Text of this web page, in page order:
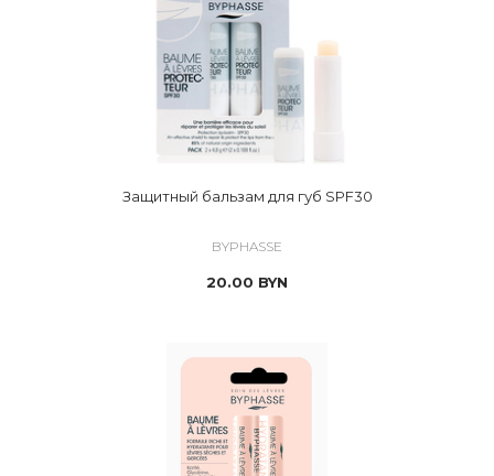
Защитный бальзам для губ SPF30
BYPHASSE
20.00 BYN